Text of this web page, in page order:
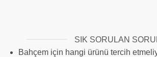
SIK SORULAN
Bahçem için hangi ürünü tercih